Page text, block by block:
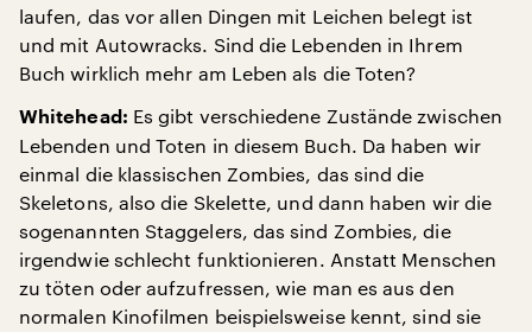
laufen, das vor allen Dingen mit Leichen belegt ist
und mit Autowracks. Sind die Lebenden in Ihrem
Buch wirklich mehr am Leben als die Toten?
Whitehead: Es gibt verschiedene Zustände zwischen
Lebenden und Toten in diesem Buch. Da haben wir
einmal die klassischen Zombies, das sind die
Skeletons, also die Skelette, und dann haben wir die
sogenannten Staggelers, das sind Zombies, die
irgendwie schlecht funktionieren. Anstatt Menschen
zu töten oder aufzufressen, wie man es aus den
normalen Kinofilmen beispielsweise kennt, sind sie